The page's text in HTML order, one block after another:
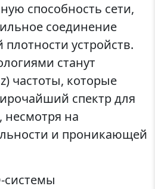
способность сети,
соединение
устройств.
станут
частоты, которые
спектр для
на
и проникающей
системы